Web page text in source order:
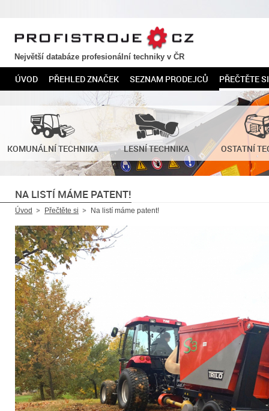
PROFISTROJE.CZ
Největší databáze profesionální techniky v ČR
ÚVOD PŘEHLED ZNAČEK SEZNAM PRODEJCŮ PŘEČTĚTE SI
KOMUNÁLNÍ TECHNIKA LESNÍ TECHNIKA OSTATNÍ
NA LISTÍ MÁME PATENT!
Úvod Přečtěte si Na listí máme patent!